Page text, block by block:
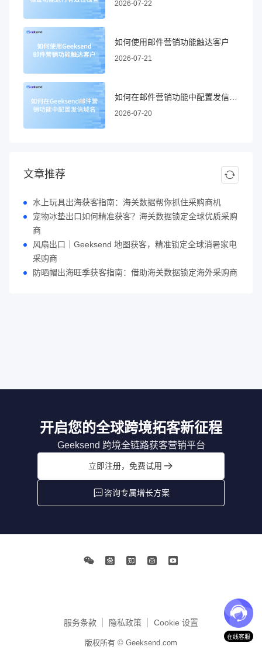
2026-07-22
如何使用邮件营销功能触达客户
2026-07-21
2026-07-20
文章推荐
水上玩具出海获客指南：海关数据帮你抓住采购商机
宠物冰垫出口如何精准获客？海关数据锁定全球优质采购
商
风扇出口｜Geeksend 地图获客，精准锁定全球消暑家电
采购商
防晒帽出海旺季获客指南：借助海关数据锁定海外采购商
开启您的全球跨境拓客新征程
Geeksend 跨境全链路获客营销平台
立即注册，免费试用
咨询专属增长方案
服务条款 隐私政策 Cookie 设置
版权所有 © Geeksend.com
在线客服